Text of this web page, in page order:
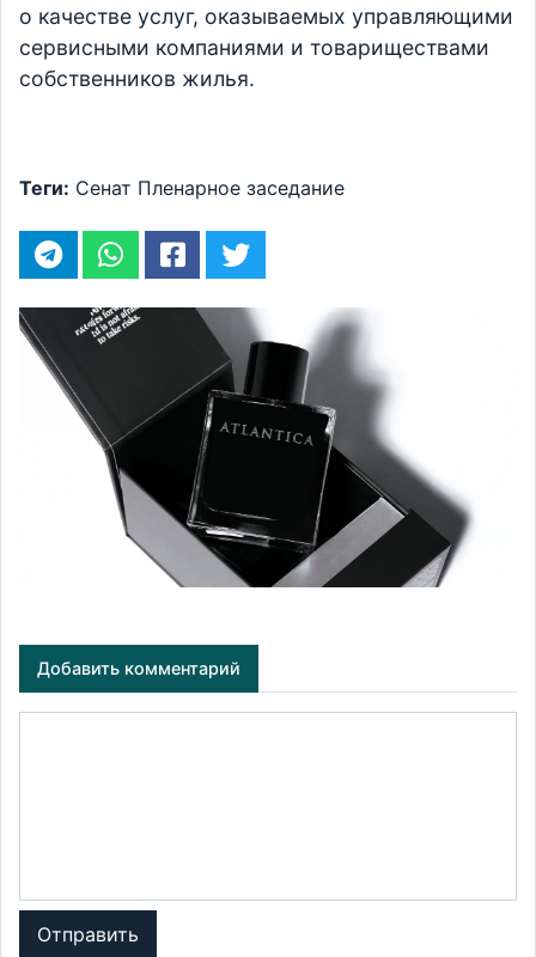
о качестве услуг, оказываемых управляющими
сервисными компаниями и товариществами
собственников жилья.
Теги: Сенат Пленарное заседание
Добавить комментарий
Отправить